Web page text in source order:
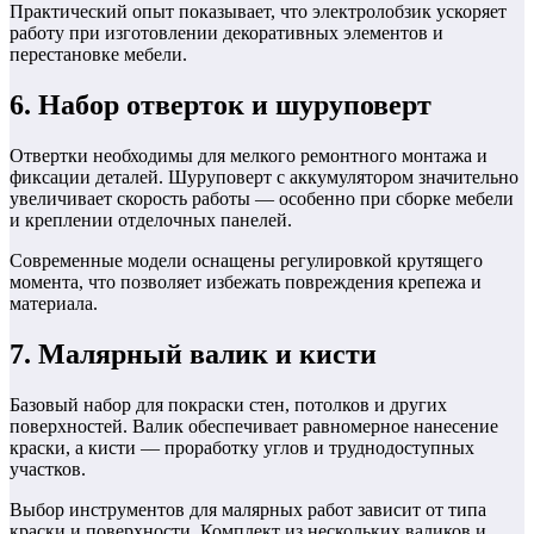
Практический опыт показывает, что электролобзик ускоряет
работу при изготовлении декоративных элементов и
перестановке мебели.
6. Набор отверток и шуруповерт
Отвертки необходимы для мелкого ремонтного монтажа и
фиксации деталей. Шуруповерт с аккумулятором значительно
увеличивает скорость работы — особенно при сборке мебели
и креплении отделочных панелей.
Современные модели оснащены регулировкой крутящего
момента, что позволяет избежать повреждения крепежа и
материала.
7. Малярный валик и кисти
Базовый набор для покраски стен, потолков и других
поверхностей. Валик обеспечивает равномерное нанесение
краски, а кисти — проработку углов и труднодоступных
участков.
Выбор инструментов для малярных работ зависит от типа